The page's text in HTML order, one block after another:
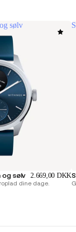
sølv
og sølv 2.669,00 DKK
dine dage.